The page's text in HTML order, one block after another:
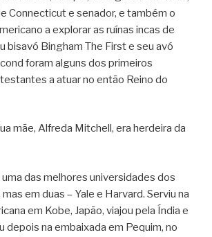
Connecticut e senador, e também o
a explorar as ruínas incas de
bisavó Bingham The First e seu avó
foram alguns dos primeiros
a atuar no então Reino do
mãe, Alfreda Mitchell, era herdeira da
das melhores universidades dos
em duas – Yale e Harvard. Serviu na
em Kobe, Japão, viajou pela Índia e
depois na embaixada em Pequim, no